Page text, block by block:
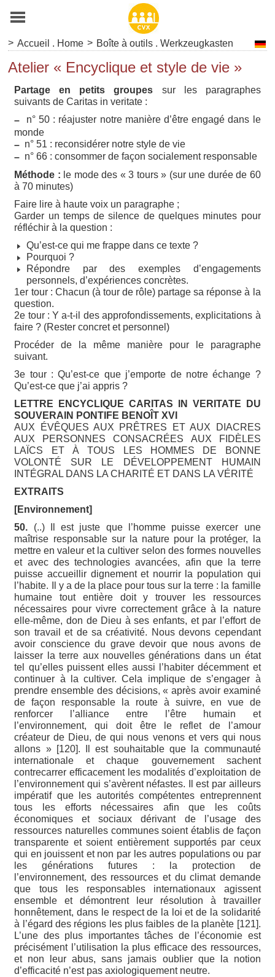
> Accueil . Home > Boîte à outils . Werkzeugkasten
Atelier « Encyclique et style de vie »
Partage en petits groupes sur les paragraphes
suivants de Caritas in veritate :
– n° 50 : réajuster notre manière d’être engagé dans le
monde
– n° 51 : reconsidérer notre style de vie
– n° 66 : consommer de façon socialement responsable
Méthode : le mode des « 3 tours » (sur une durée de 60
à 70 minutes)
Faire lire à haute voix un paragraphe ;
Garder un temps de silence de quelques minutes pour
réfléchir à la question :
Qu’est-ce qui me frappe dans ce texte ?
Pourquoi ?
Répondre par des exemples d’engagements
personnels, d’expériences concrètes.
1er tour : Chacun (à tour de rôle) partage sa réponse à la
question.
2e tour : Y a-t-il des approfondissements, explicitations à
faire ? (Rester concret et personnel)
Procéder de la même manière pour le paragraphe
suivant.
3e tour : Qu’est-ce que j’emporte de notre échange ?
Qu’est-ce que j’ai appris ?
LETTRE ENCYCLIQUE CARITAS IN VERITATE DU
SOUVERAIN PONTIFE BENOÎT XVI
AUX ÉVÊQUES AUX PRÊTRES ET AUX DIACRES
AUX PERSONNES CONSACRÉES AUX FIDÈLES
LAÏCS ET À TOUS LES HOMMES DE BONNE
VOLONTÉ SUR LE DÉVELOPPEMENT HUMAIN
INTÉGRAL DANS LA CHARITÉ ET DANS LA VÉRITÉ
EXTRAITS
[Environnement]
50. (..) Il est juste que l’homme puisse exercer une
maîtrise responsable sur la nature pour la protéger, la
mettre en valeur et la cultiver selon des formes nouvelles
et avec des technologies avancées, afin que la terre
puisse accueillir dignement et nourrir la population qui
l’habite. Il y a de la place pour tous sur la terre : la famille
humaine tout entière doit y trouver les ressources
nécessaires pour vivre correctement grâce à la nature
elle-même, don de Dieu à ses enfants, et par l’effort de
son travail et de sa créativité. Nous devons cependant
avoir conscience du grave devoir que nous avons de
laisser la terre aux nouvelles générations dans un état
tel qu’elles puissent elles aussi l’habiter décemment et
continuer à la cultiver. Cela implique de s’engager à
prendre ensemble des décisions, « après avoir examiné
de façon responsable la route à suivre, en vue de
renforcer l’alliance entre l’être humain et
l’environnement, qui doit être le reflet de l’amour
créateur de Dieu, de qui nous venons et vers qui nous
allons » [120]. Il est souhaitable que la communauté
internationale et chaque gouvernement sachent
contrecarrer efficacement les modalités d’exploitation de
l’environnement qui s’avèrent néfastes. Il est par ailleurs
impératif que les autorités compétentes entreprennent
tous les efforts nécessaires afin que les coûts
économiques et sociaux dérivant de l’usage des
ressources naturelles communes soient établis de façon
transparente et soient entièrement supportés par ceux
qui en jouissent et non par les autres populations ou par
les générations futures : la protection de
l’environnement, des ressources et du climat demande
que tous les responsables internationaux agissent
ensemble et démontrent leur résolution à travailler
honnêtement, dans le respect de la loi et de la solidarité
à l’égard des régions les plus faibles de la planète [121].
L’une des plus importantes tâches de l’économie est
précisément l’utilisation la plus efficace des ressources,
et non leur abus, sans jamais oublier que la notion
d’efficacité n’est pas axiologiquement neutre.